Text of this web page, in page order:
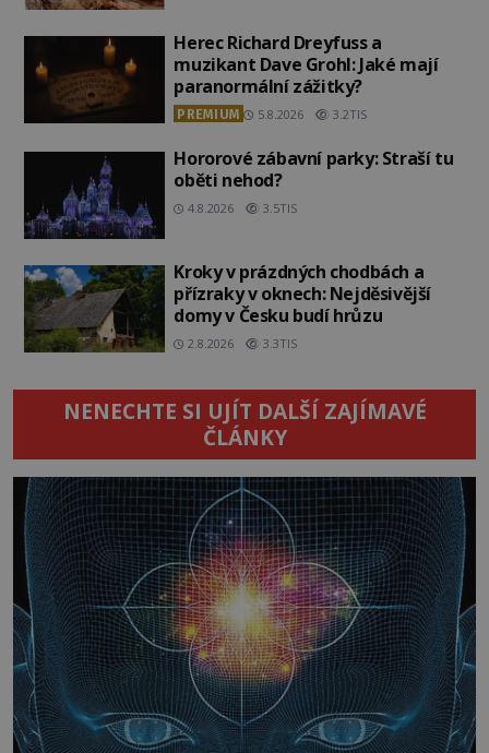
Herec Richard Dreyfuss a
muzikant Dave Grohl: Jaké mají
paranormální zážitky?
PREMIUM 5.8.2026 3.2TIS
Hororové zábavní parky: Straší tu
oběti nehod?
4.8.2026 3.5TIS
Kroky v prázdných chodbách a
přízraky v oknech: Nejděsivější
domy v Česku budí hrůzu
2.8.2026 3.3TIS
NENECHTE SI UJÍT DALŠÍ ZAJÍMAVÉ
ČLÁNKY